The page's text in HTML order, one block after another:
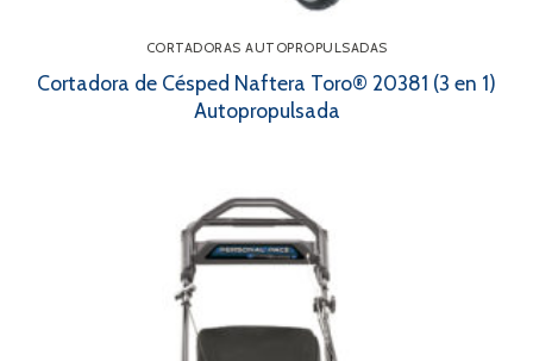
CORTADORAS AUTOPROPULSADAS
Cortadora de Césped Naftera Toro® 20381 (3 en 1)
Autopropulsada